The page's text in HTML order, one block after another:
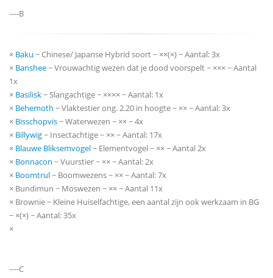
----B
× Baku ~ Chinese/ Japanse Hybrid soort ~ ××(×) ~ Aantal: 3x
× Banshee~ Vrouwachtig wezen dat je dood voorspelt ~ ××× ~ Aantal
1x
× Basilisk~ Slangachtige ~ ×××× ~ Aantal: 1x
× Behemoth ~ Vlaktestier ong. 2.20 in hoogte ~ ×× ~ Aantal: 3x
× Bisschopvis~ Waterwezen ~ ×× ~ 4x
× Billywig~ Insectachtige ~ ×× ~ Aantal: 17x
× Blauwe Bliksemvogel~ Elementvogel ~ ×× ~ Aantal 2x
× Bonnacon ~ Vuurstier ~ ×× ~ Aantal: 2x
× Boomtrul~ Boomwezens ~ ×× ~ Aantal: 7x
× Bundimun ~ Moswezen ~ ×× ~ Aantal 11x
× Brownie ~ Kleine Huiselfachtige, een aantal zijn ook werkzaam in BG
~ ×(×) ~ Aantal: 35x
×
----C